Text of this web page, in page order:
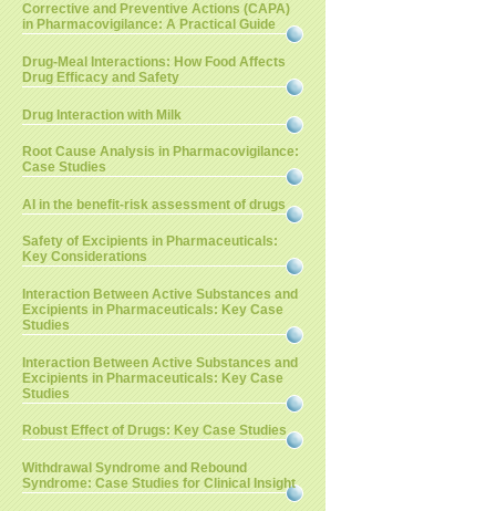
Corrective and Preventive Actions (CAPA)
in Pharmacovigilance: A Practical Guide
Drug-Meal Interactions: How Food Affects
Drug Efficacy and Safety
Drug Interaction with Milk
Root Cause Analysis in Pharmacovigilance:
Case Studies
AI in the benefit-risk assessment of drugs
Safety of Excipients in Pharmaceuticals:
Key Considerations
Interaction Between Active Substances and
Excipients in Pharmaceuticals: Key Case
Studies
Interaction Between Active Substances and
Excipients in Pharmaceuticals: Key Case
Studies
Robust Effect of Drugs: Key Case Studies
Withdrawal Syndrome and Rebound
Syndrome: Case Studies for Clinical Insight